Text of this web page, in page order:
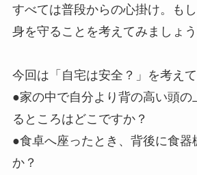
すべては普段からの心掛け。も
身を守ることを考えてみましょう
今回は「自宅は安全？」を考えて
●家の中で自分より背の高い頭の
るところはどこですか？
●食卓へ座ったとき、背後に食器
か？